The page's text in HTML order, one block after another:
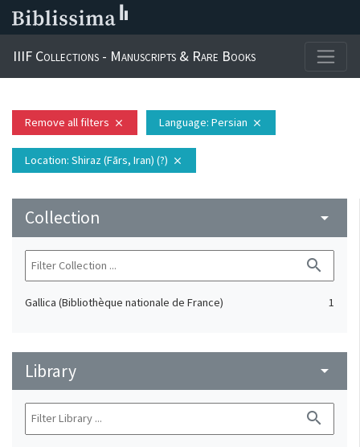
IIIF Collections - Manuscripts & Rare Books
Remove all filters close Language: Persian close
Location: Shiraz (Fārs, Iran) (?) close
Collection arrow_drop_down
search
Gallica (Bibliothèque nationale de France) 1
Library arrow_drop_down
search